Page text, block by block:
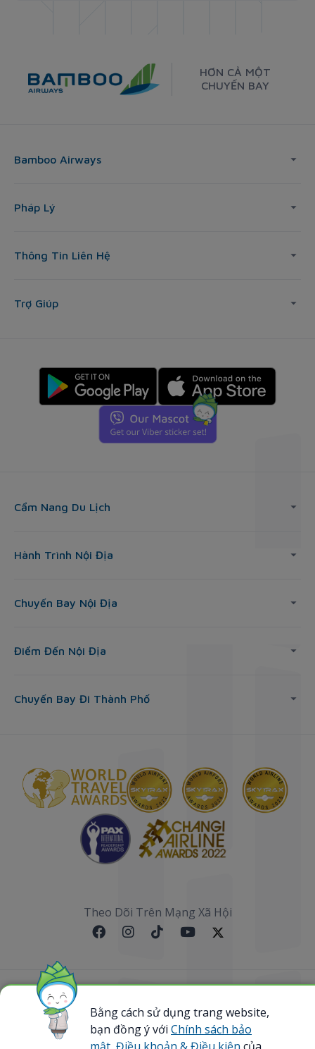
HƠN CẢ MỘT
CHUYẾN BAY
Bamboo Airways
Pháp Lý
Thông Tin Liên Hệ
Trợ Giúp
Cẩm Nang Du Lịch
Hành Trình Nội Địa
Chuyến Bay Nội Địa
Điểm Đến Nội Địa
Chuyến Bay Đi Thành Phố
Theo Dõi Trên Mạng Xã Hội
Sơ đồ website
@ 2023 Bamboo Airways Copyright. All Rights
Reserved.
Bằng cách sử dụng trang website,
bạn đồng ý với Chính sách bảo